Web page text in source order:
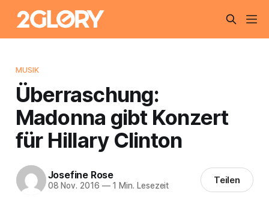
MUSIK
Überraschung:
Madonna gibt Konzert
für Hillary Clinton
Josefine Rose
08 Nov. 2016 —1 Min. Lesezeit Teilen